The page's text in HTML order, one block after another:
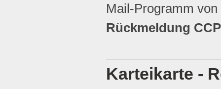
Mail-Programm
Rückmeldung
Karteikarte -